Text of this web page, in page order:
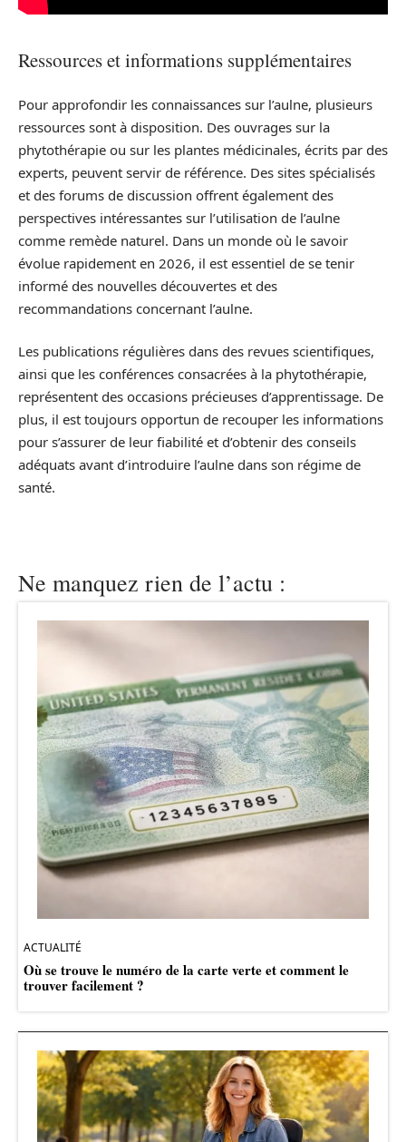
Ressources et informations supplémentaires
Pour approfondir les connaissances sur l’aulne, plusieurs
ressources sont à disposition. Des ouvrages sur la
phytothérapie ou sur les plantes médicinales, écrits par des
experts, peuvent servir de référence. Des sites spécialisés
et des forums de discussion offrent également des
perspectives intéressantes sur l’utilisation de l’aulne
comme remède naturel. Dans un monde où le savoir
évolue rapidement en 2026, il est essentiel de se tenir
informé des nouvelles découvertes et des
recommandations concernant l’aulne.
Les publications régulières dans des revues scientifiques,
ainsi que les conférences consacrées à la phytothérapie,
représentent des occasions précieuses d’apprentissage. De
plus, il est toujours opportun de recouper les informations
pour s’assurer de leur fiabilité et d’obtenir des conseils
adéquats avant d’introduire l’aulne dans son régime de
santé.
Ne manquez rien de l’actu :
ACTUALITÉ
Où se trouve le numéro de la carte verte et comment le
trouver facilement ?